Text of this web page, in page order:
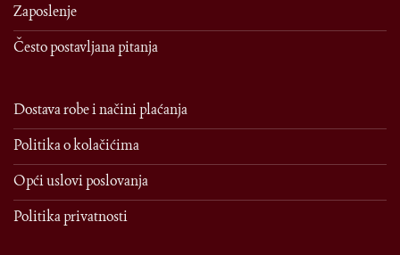
Zaposlenje
Često postavljana pitanja
Dostava robe i načini plaćanja
Politika o kolačićima
Opći uslovi poslovanja
Politika privatnosti